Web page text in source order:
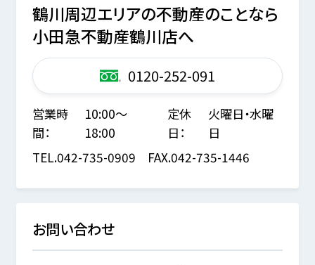
鶴川周辺エリアの不動産のことなら
小田急不動産鶴川店へ
0120-252-091
営業時
間：
10:00～
18:00
定休
日：
火曜日・水曜
日
TEL.042-735-0909 FAX.042-735-1446
お問い合わせ